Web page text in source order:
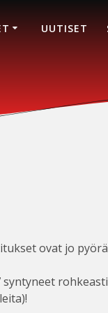
UUTISET
ovat jo
syntyneet